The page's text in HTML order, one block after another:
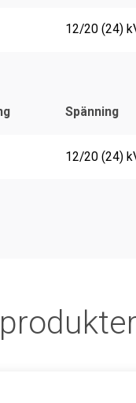
12/20 (24)
Spänning
12/20 (24)